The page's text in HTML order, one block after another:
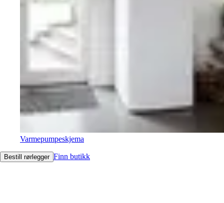
Varmepumpeskjema
Bestill rørlegger Finn butikk